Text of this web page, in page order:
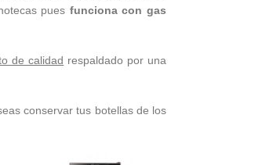
pues funciona con gas
de calidad respaldado por una
conservar tus botellas de los